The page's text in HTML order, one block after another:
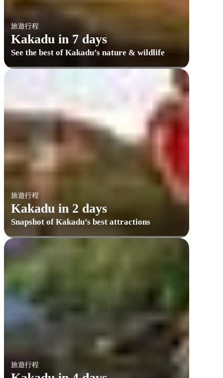
旅遊行程
Kakadu in 7 days
See the best of Kakadu’s nature & wildlife
旅遊行程
Kakadu in 2 days
Snapshot of Kakadu’s best attractions
旅遊行程